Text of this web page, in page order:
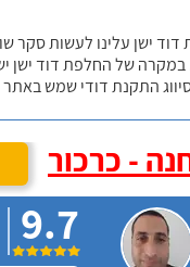
ישן עלינו לעשות
במקרה של החלפת דוד
התקנת דודי שמש באתר
- כרכור
9.7